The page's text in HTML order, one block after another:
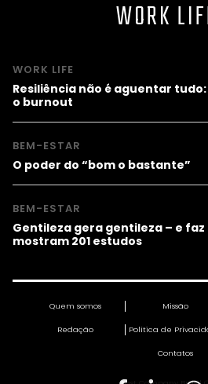
WORK
WORK LIFE
Resiliência não é aguentar
o burnout
BEM-ESTAR
O poder do “bom o bastante”
BEM-ESTAR
Gentileza gera gentileza – e
mostram 201 estudos
Quem somos Missão
Redação Política de
Contatos